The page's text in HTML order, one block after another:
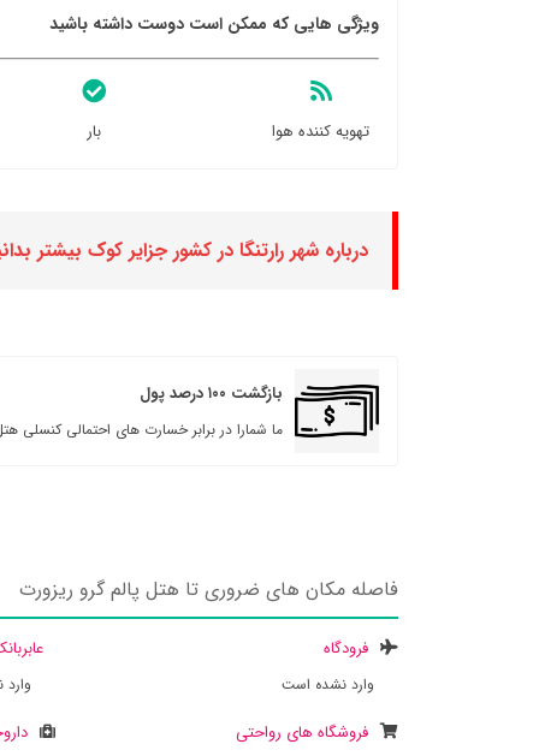
ویژگی هایی که ممکن است دوست داشته باشید
تهویه کننده هوا بار
درباره شهر رارتنگا در کشور جزایر کوک بیشتر
بازگشت ۱۰۰ درصد پول
ما شمارا در برابر خسارت های احتمالی کنسلی
فاصله مکان های ضروری تا هتل پالم گرو ریزورت
فرودگاه
وارد نشده است
فروشگاه های رواحتی